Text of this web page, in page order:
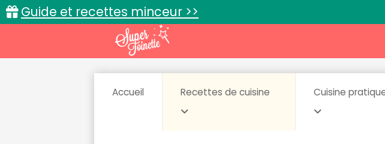
Guide et recettes minceur >>
Accueil Recettes de cuisine Cuisine